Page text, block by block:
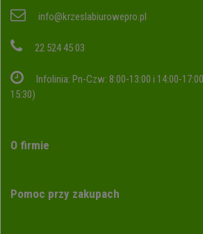
info@krzeslabiurowepro.pl
22 524 45 03
Infolinia: Pn-Czw: 8:00-13:00 i 14:00-
15:30)
O firmie
Pomoc przy zakupach